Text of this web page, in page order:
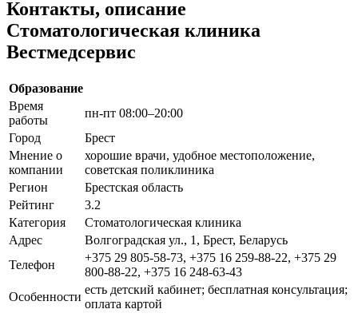
Контакты, описание
Стоматологическая клиника
Вестмедсервис
Образование
Время
работы
пн-пт 08:00–20:00
Город
Брест
Мнение о
компании
хорошие врачи, удобное местоположение,
советская поликлиника
Регион
Брестская область
Рейтинг
3.2
Категория
Стоматологическая клиника
Адрес
Волгоградская ул., 1, Брест, Беларусь
Телефон
+375 29 805-58-73, +375 16 259-88-22, +375 29
800-88-22, +375 16 248-63-43
Особенности
есть детский кабинет; бесплатная консультация;
оплата картой